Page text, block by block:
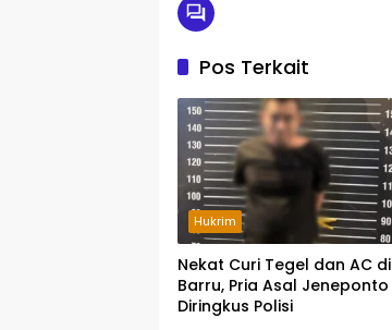
Pos Terkait
Hukrim
Nekat Curi Tegel dan AC di
Barru, Pria Asal Jeneponto
Diringkus Polisi